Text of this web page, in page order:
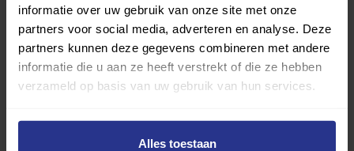
informatie over uw gebruik van onze site met onze
partners voor social media, adverteren en analyse. Deze
partners kunnen deze gegevens combineren met andere
informatie die u aan ze heeft verstrekt of die ze hebben
verzameld op basis van uw gebruik van hun services.
Alles toestaan
Toevoegen als favoriet Delen